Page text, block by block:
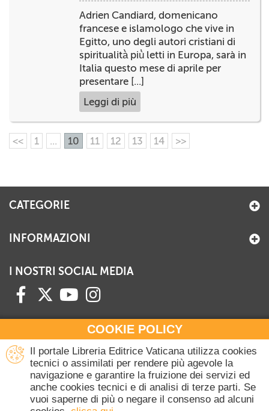
Adrien Candiard, domenicano
francese e islamologo che vive in
Egitto, uno degli autori cristiani di
spiritualità̀ più̀ letti in Europa, sarà in
Italia questo mese di aprile per
presentare [...]
Leggi di più
<< 1 ... 10 11 12 13 14 >>
COOKIE POLICY
Il portale Libreria Editrice Vaticana utilizza cookies
tecnici o assimilati per rendere più agevole la
navigazione e garantire la fruizione dei servizi ed
anche cookies tecnici e di analisi di terze parti. Se
vuoi saperne di più o negare il consenso ad alcuni
CATEGORIE
INFORMAZIONI
I NOSTRI SOCIAL MEDIA
HAI BISOGNO DI INFORMAZIONI?
Contattaci all'Ufficio Commerciale
+39 06 698 45780
Lunedì-Giovedì 8-16.30